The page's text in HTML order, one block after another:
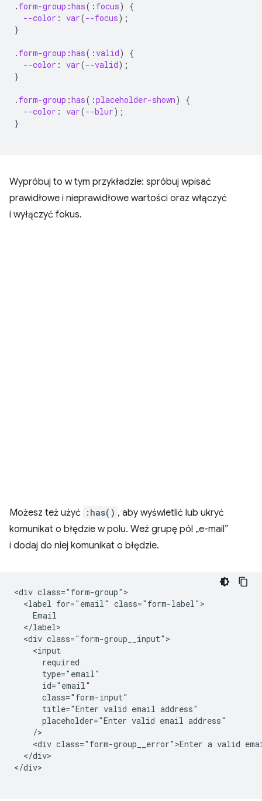
. form-group :has( : focus)
{
--color : var(--focus);
}
. form-group :has( :valid)
{
--color : var(--valid);
}
. form-group :has( :placeholder-shown)
{
--color : var(--blur);
}
Wypróbuj to w tym przykładzie: spróbuj wpisać
prawidłowe i nieprawidłowe wartości oraz włączyć
i wyłączyć fokus.
Możesz też użyć :has() , aby wyświetlić lub ukryć
komunikat o błędzie w polu. Weź grupę pól „e-mail”
i dodaj do niej komunikat o błędzie.
<div class="form-group">
  <label for="email" class="form-label">
    Email
  </label>
  <div class="form-group__input">
    <input
      required
      type="email"
      id="email"
      class="form-input"
      title="Enter valid email address"
      placeholder="Enter valid email address"
    />
<div class="form-group__error">Enter a valid
  </div>
</div>